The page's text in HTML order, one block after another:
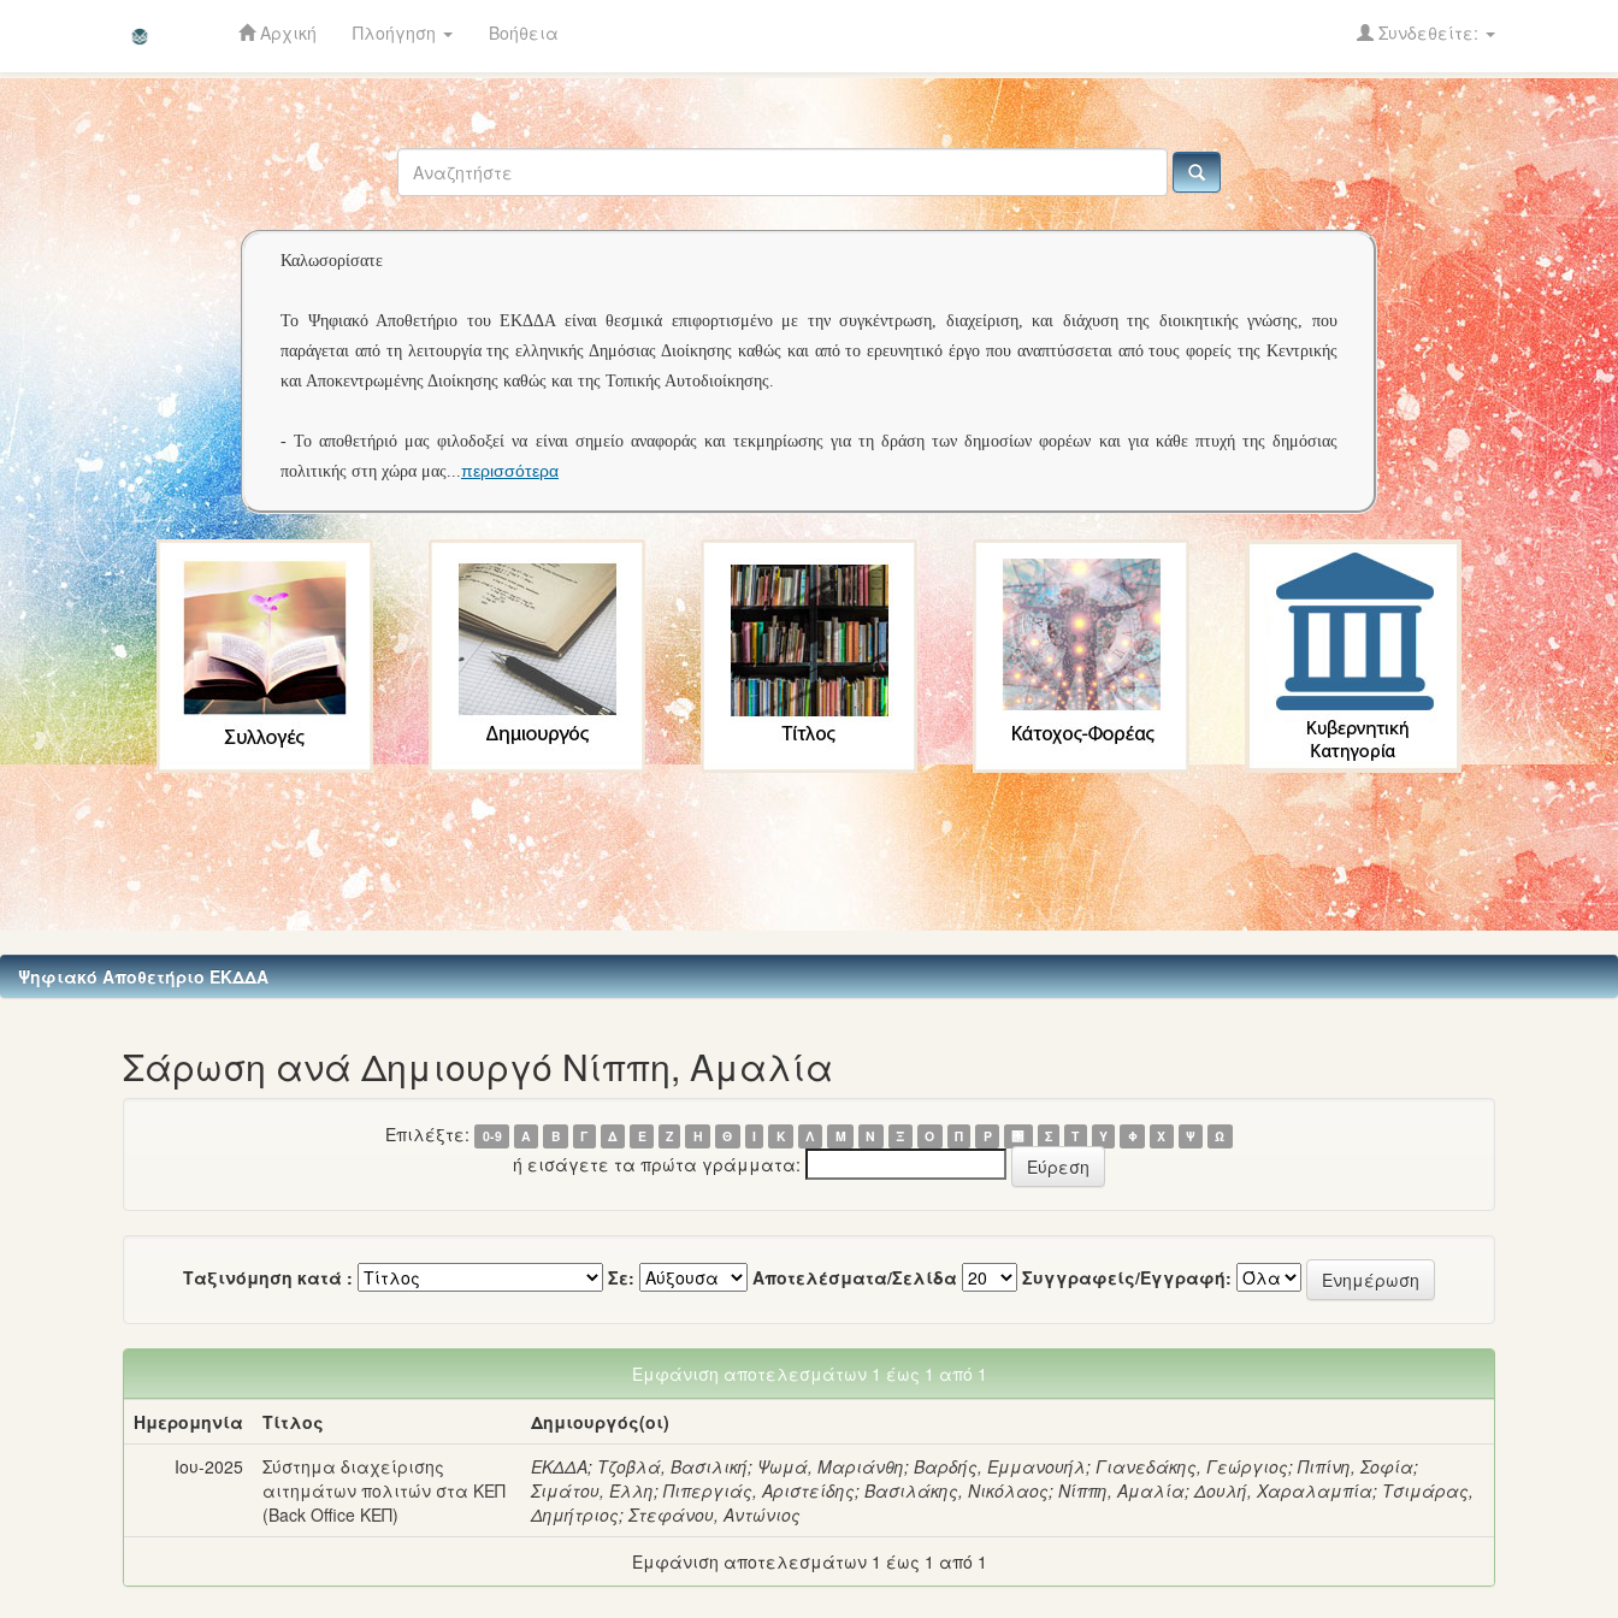
Skip
navigation
Αρχική Πλοήγηση Βοήθεια Συνδεθείτε:
Καλωσορίσατε
Το Ψηφιακό Αποθετήριο του ΕΚΔΔΑ είναι θεσμικά επιφορτισμένο με την συγκέντρωση, διαχείριση, και διάχυση της διοικητικής γνώσης, που
παράγεται από τη λειτουργία της ελληνικής Δημόσιας Διοίκησης καθώς και από το ερευνητικό έργο που αναπτύσσεται από τους φορείς της Κεντρικής
και Αποκεντρωμένης Διοίκησης καθώς και της Τοπικής Αυτοδιοίκησης.
- Το αποθετήριό μας φιλοδοξεί να είναι σημείο αναφοράς και τεκμηρίωσης για τη δράση των δημοσίων φορέων και για κάθε πτυχή της δημόσιας
πολιτικής στη χώρα μας...περισσότερα
Ψηφιακό Αποθετήριο ΕΚΔΔΑ
Σάρωση ανά Δημιουργό Νίππη, Αμαλία
Επιλέξτε: 0-9 Α Β Γ Δ Ε Ζ Η Θ Ι Κ Λ Μ Ν Ξ Ο Π Ρ ΢ Σ Τ Υ Φ Χ Ψ Ω
ή εισάγετε τα πρώτα γράμματα:
Ταξινόμηση κατά : Σε: Αποτελέσματα/Σελίδα Συγγραφείς/Εγγραφή:
Εμφάνιση αποτελεσμάτων 1 έως 1 από 1
Ημερομηνία
Τίτλος
Δημιουργός(οι)
Ιου-2025
Σύστημα διαχείρισης
αιτημάτων πολιτών στα ΚΕΠ
(Back Office ΚΕΠ)
ΕΚΔΔΑ; Τζοβλά, Βασιλική; Ψωμά, Μαριάνθη; Βαρδής, Εμμανουήλ; Γιανεδάκης, Γεώργιος;Πιπίνη, Σοφία;
Σιμάτου, Έλλη;Πιπεργιάς, Αριστείδης; Βασιλάκης, Νικόλαος; Νίππη, Αμαλία;Δουλή, Χαραλαμπία; Τσιμάρας,
Δημήτριος;Στεφάνου, Αντώνιος
Εμφάνιση αποτελεσμάτων 1 έως 1 από 1